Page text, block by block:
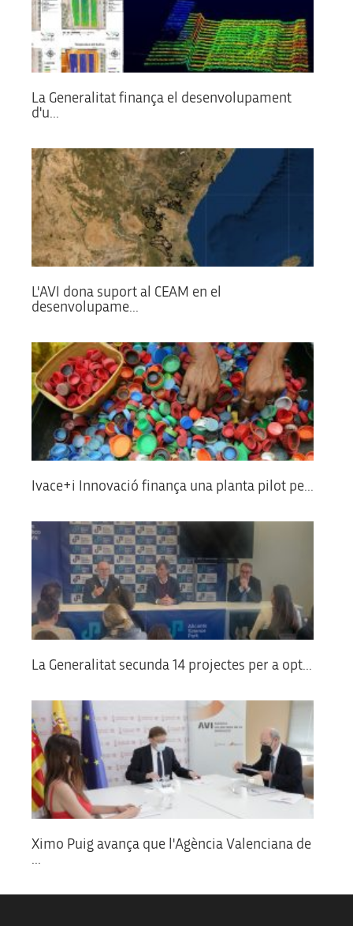
La Generalitat finança el desenvolupament
d'u...
L'AVI dona suport al CEAM en el
desenvolupame...
Ivace+i Innovació finança una planta pilot pe...
La Generalitat secunda 14 projectes per a opt...
Ximo Puig avança que l'Agència Valenciana de
...